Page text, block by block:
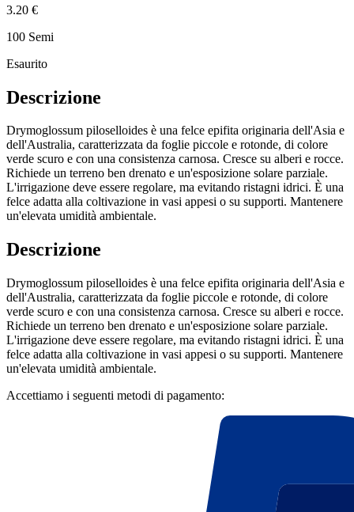
3.20 €
100 Semi
Esaurito
Descrizione
Drymoglossum piloselloides è una felce epifita originaria dell'Asia e
dell'Australia, caratterizzata da foglie piccole e rotonde, di colore
verde scuro e con una consistenza carnosa. Cresce su alberi e rocce.
Richiede un terreno ben drenato e un'esposizione solare parziale.
L'irrigazione deve essere regolare, ma evitando ristagni idrici. È una
felce adatta alla coltivazione in vasi appesi o su supporti. Mantenere
un'elevata umidità ambientale.
Descrizione
Drymoglossum piloselloides è una felce epifita originaria dell'Asia e
dell'Australia, caratterizzata da foglie piccole e rotonde, di colore
verde scuro e con una consistenza carnosa. Cresce su alberi e rocce.
Richiede un terreno ben drenato e un'esposizione solare parziale.
L'irrigazione deve essere regolare, ma evitando ristagni idrici. È una
felce adatta alla coltivazione in vasi appesi o su supporti. Mantenere
un'elevata umidità ambientale.
Accettiamo i seguenti metodi di pagamento: